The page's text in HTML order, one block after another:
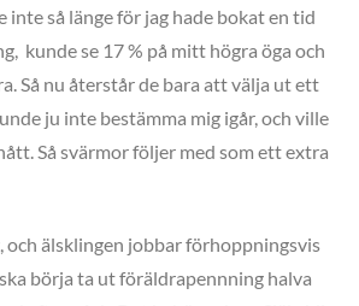
inte så länge för jag hade bokat en tid
kunde se 17 % på mitt högra öga och
Så nu återstår de bara att välja ut ett
ju inte bestämma mig igår, och ville
Så svärmor följer med som ett extra
och älsklingen jobbar förhoppningsvis
börja ta ut föräldrapennning halva